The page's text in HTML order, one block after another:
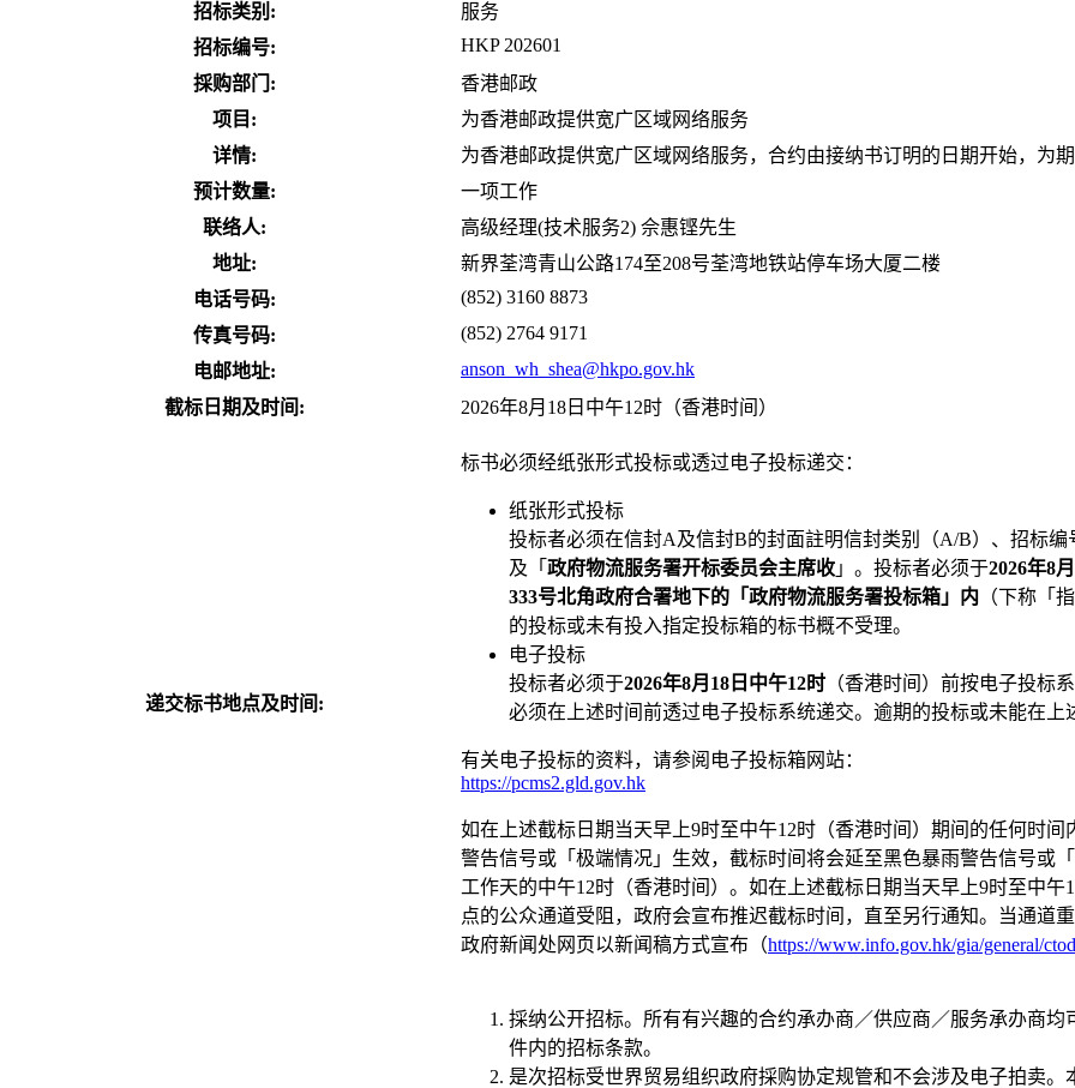
招标类别:
服务
招标编号:
HKP 202601
採购部门:
香港邮政
项目:
为香港邮政提供宽广区域网络服务
详情:
为香港邮政提供宽广区域网络服务，合约由接纳书订明的日期开始，为
预计数量:
一项工作
联络人:
高级经理(技术服务2) 佘惠铿先生
地址:
新界荃湾青山公路174至208号荃湾地铁站停车场大厦二楼
电话号码:
(852) 3160 8873
传真号码:
(852) 2764 9171
电邮地址:
anson_wh_shea@hkpo.gov.hk
截标日期及时间:
2026年8月18日中午12时（香港时间）
递交标书地点及时间:
标书必须经纸张形式投标或透过电子投标递交：
纸张形式投标
投标者必须在信封A及信封B的封面註明信封类别（A/B）、招标
及「 政府物流服务署开标委员会主席收 」。投标者必须于2026年8
333号北角政府合署地下的「政府物流服务署投标箱」内 （下称「
的投标或未有投入指定投标箱的标书概不受理。
电子投标
投标者必须于2026年8月18日中午12时 （香港时间）前按电子投标
必须在上述时间前透过电子投标系统递交。逾期的投标或未能在
有关电子投标的资料，请参阅电子投标箱网站：
https://pcms2.gld.gov.hk
如在上述截标日期当天早上9时至中午12时（香港时间）期间的任何时
警告信号或「极端情况」生效，截标时间将会延至黑色暴雨警告信号或
工作天的中午12时（香港时间）。如在上述截标日期当天早上9时至中
点的公众通道受阻，政府会宣布推迟截标时间，直至另行通知。当通道
政府新闻处网页以新闻稿方式宣布（https://www.info.gov.hk/gia/general/
採纳公开招标。所有有兴趣的合约承办商／供应商／服务承办商
件内的招标条款。
是次招标受世界贸易组织政府採购协定规管和不会涉及电子拍卖